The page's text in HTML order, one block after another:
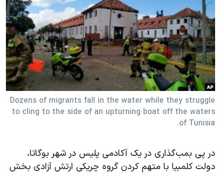
فرهنگ و زندگی
حقوق شهروندی
اقتصادی
علم و فناوری
اسرائیل در جنگ
گالری عکس
آرشیو پخش زنده
مستندها
انتخابات ریاست جمهوری آمریکا ۲۰۲۴
حمله جمهوری اسلامی به اسرائیل
رمز مهسا
ورزش زنان در ایران
اعتراضات زن، زندگی، آزادی
مجموعه مستندهای دادخواهی
دادگاه حمید نوری
چهل سال گروگان‌گیری
دنبال کنید
زبانهای مختلف
Dozens of migrants fall in the water while they struggle
to cling to the side of an upturning boat off the waters
of Tunisia.
در پی بمب‌گذاری در یک آکادمی پلیس در شهر بوگاتا،
دولت کلمبیا با متهم کردن گروه چریکی ارتش آزادی بخش